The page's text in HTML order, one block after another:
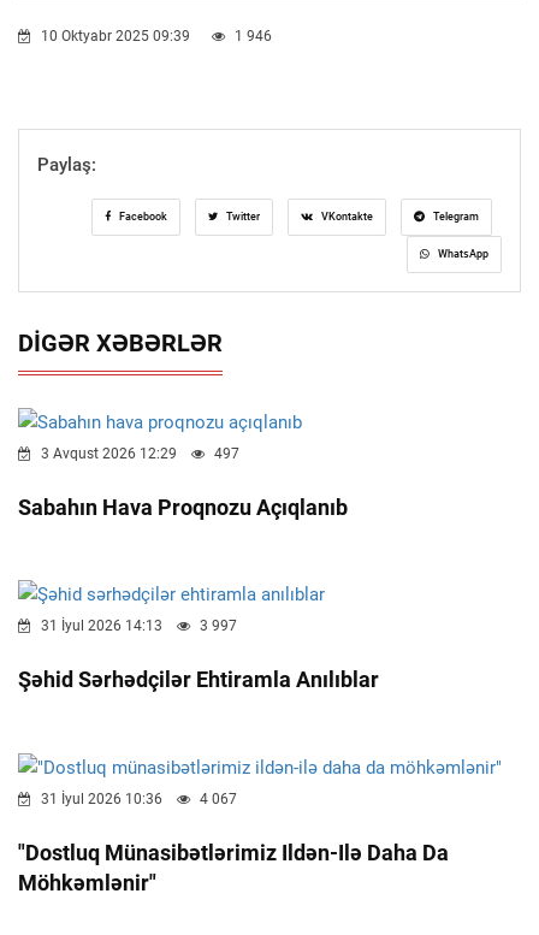
10 Oktyabr 2025 09:39 1 946
Paylaş:
Facebook Twitter VKontakte Telegram
WhatsApp
DIGƏR XƏBƏRLƏR
3 Avqust 2026 12:29 497
Sabahın Hava Proqnozu Açıqlanıb
31 İyul 2026 14:13 3 997
Şəhid Sərhədçilər Ehtiramla Anılıblar
31 İyul 2026 10:36 4 067
"Dostluq Münasibətlərimiz Ildən-Ilə Daha Da
Möhkəmlənir"